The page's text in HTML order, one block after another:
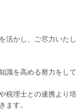
活かし、ご尽力いたし
識を高める努力をして
税理士との連携より培
ます。